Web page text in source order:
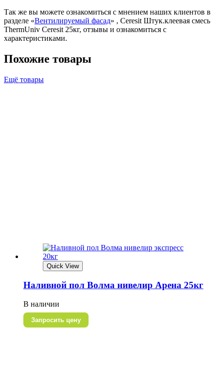
Так же вы можете ознакомиться с мнением наших клиентов в
разделе «Вентилируемый фасад» , Ceresit Штук.клеевая смесь
ThermUniv Ceresit 25кг, отзывы и ознакомиться с
характеристиками.
Похожие товары
Ещё товары
Quick View
Наливной пол Волма нивелир Арена 25кг
В наличии
Запросить цену